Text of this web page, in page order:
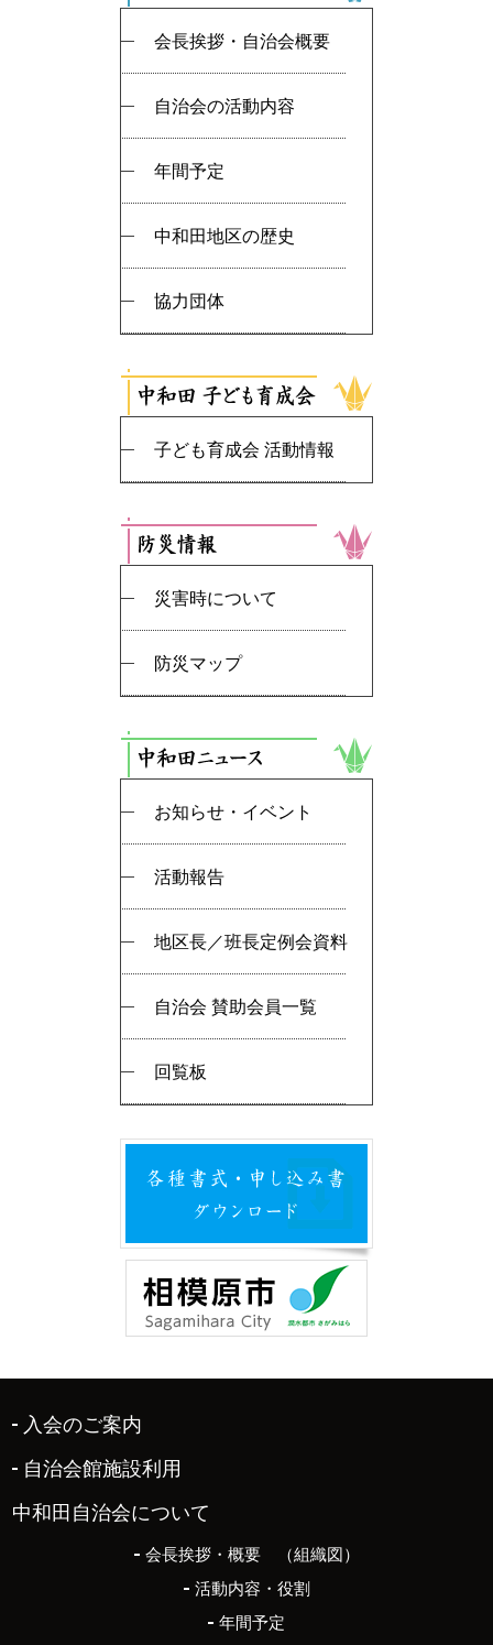
会長挨拶・自治会概要
自治会の活動内容
年間予定
中和田地区の歴史
協力団体
子ども育成会 活動情報
災害時について
防災マップ
お知らせ・イベント
活動報告
地区長／班長定例会資料
自治会 賛助会員一覧
回覧板
入会のご案内
自治会館施設利用
中和田自治会について
会長挨拶・概要 （組織図）
活動内容・役割
年間予定